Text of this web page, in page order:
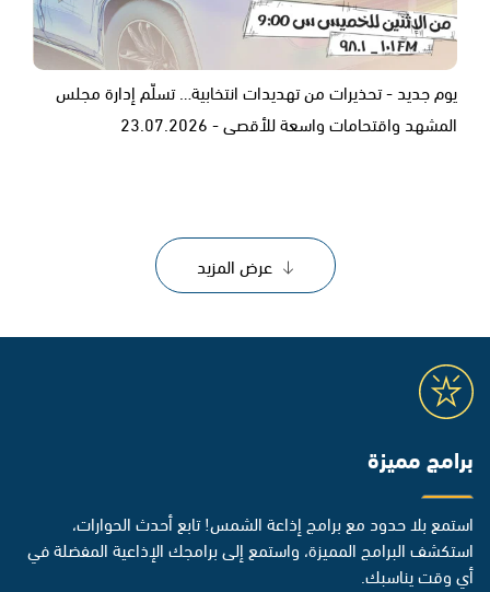
يوم جديد - تحذيرات من تهديدات انتخابية… تسلّم إدارة مجلس
المشهد واقتحامات واسعة للأقصى - 23.07.2026
عرض المزيد
برامج مميزة
استمع بلا حدود مع برامج إذاعة الشمس! تابع أحدث الحوارات،
استكشف البرامج المميزة، واستمع إلى برامجك الإذاعية المفضلة في
أي وقت يناسبك.